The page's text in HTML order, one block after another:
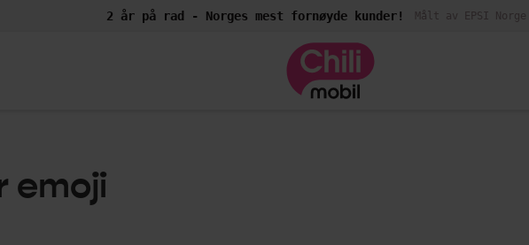
2 år på rad - Norges mest fornøyde kunder! Målt av EPSI Norge
emoji